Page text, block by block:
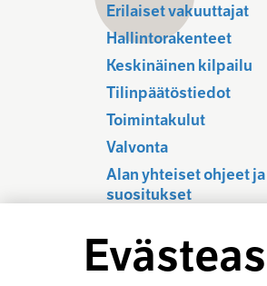
Erilaiset vakuuttajat
Hallintorakenteet
Keskinäinen kilpailu
Tilinpäätöstiedot
Toimintakulut
Valvonta
Alan yhteiset ohjeet ja
suositukset